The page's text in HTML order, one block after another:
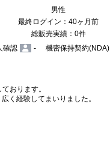
男性
最終ログイン：40ヶ月前
総販売実績：0件
確認
- 機密保持契約(NDA)
おります。
く経験してまいりました。